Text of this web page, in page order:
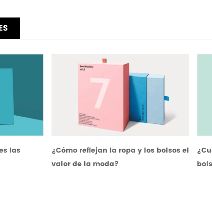
¿Cómo reflejan la ropa y los bolsos el
valor de la moda?
¿Cuáles son
bolsos tote